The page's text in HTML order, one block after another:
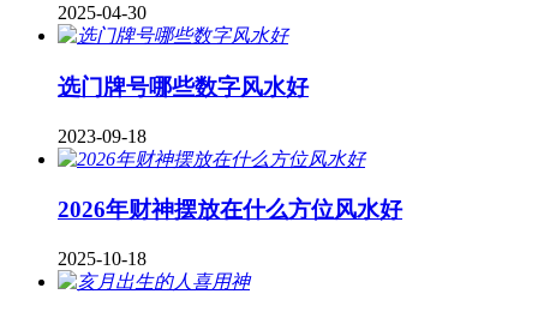
2025-04-30
​选门牌号哪些数字风水好
2023-09-18
2026年财神摆放在什么方位风水好
2025-10-18